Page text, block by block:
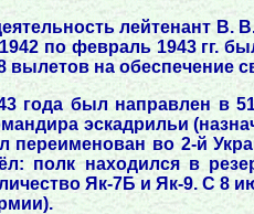
лейтенант В.
по февраль 1943 гг.
вылетов на обеспечение
года был направлен в
эскадрильи
переименован во 2-й
полк находился в
Як-7Б и Як-9. С 8